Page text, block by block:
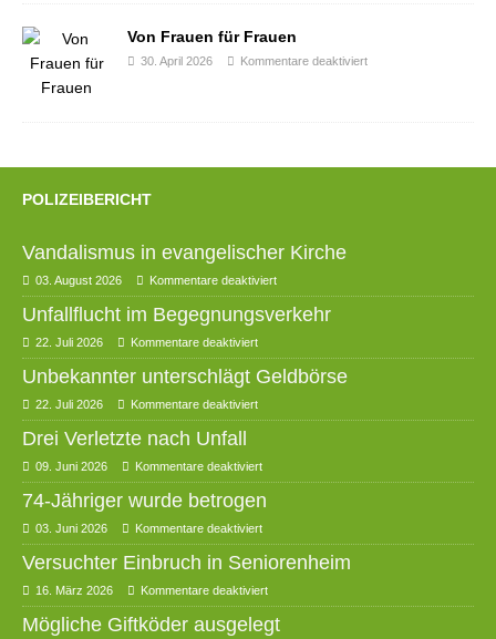
Von Frauen für Frauen
30. April 2026 Kommentare deaktiviert
POLIZEIBERICHT
Vandalismus in evangelischer Kirche
03. August 2026 Kommentare deaktiviert
Unfallflucht im Begegnungsverkehr
22. Juli 2026 Kommentare deaktiviert
Unbekannter unterschlägt Geldbörse
22. Juli 2026 Kommentare deaktiviert
Drei Verletzte nach Unfall
09. Juni 2026 Kommentare deaktiviert
74-Jähriger wurde betrogen
03. Juni 2026 Kommentare deaktiviert
Versuchter Einbruch in Seniorenheim
16. März 2026 Kommentare deaktiviert
Mögliche Giftköder ausgelegt